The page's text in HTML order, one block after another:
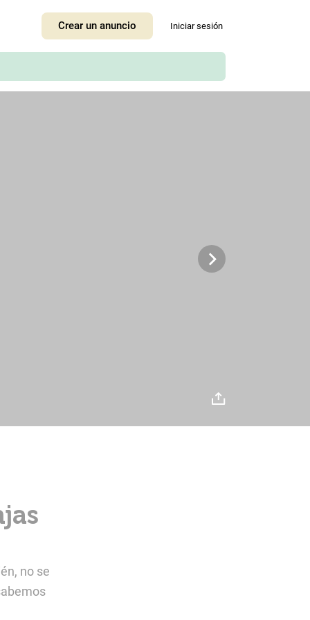
Crear un anuncio Iniciar sesión
no se